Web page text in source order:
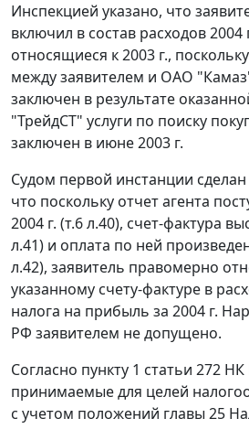
Инспекцией указано, что
включил в состав расходов 2004
относящиеся к 2003 г.,
между заявителем и ОАО
заключен в результате
"ТрейдСТ" услуги по поиску
заключен в июне 2003 г.
Судом первой инстанции
что поскольку отчет агента
2004 г. (т.6 л.40), счет-фактура
л.41) и оплата по ней
л.42), заявитель правомерно
указанному счету-фактуре в
налога на прибыль за 2004 г.
РФ заявителем не допущено.
Согласно пункту 1 статьи 272 НК
принимаемые для целей
с учетом положений главы 25